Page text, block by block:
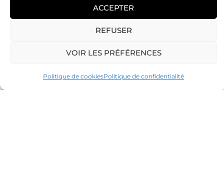
ACCEPTER
REFUSER
VOIR LES PRÉFÉRENCES
Politique de cookiesPolitique de confidentialité
tous formats
Nous réalisons lapose de carrelage
dans tous les formats, adaptés à chaque
carreleurs expérimentésassurent
un résultat esthétique et fonctionnel.